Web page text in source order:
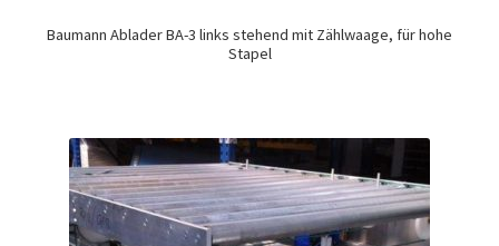
Baumann Ablader BA-3 links stehend mit Zählwaage, für hohe
Stapel